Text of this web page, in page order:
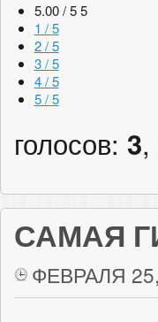
5.00 / 5 5
1 / 5
2 / 5
3 / 5
4 / 5
5 / 5
голосов: 3,
САМАЯ
ФЕВРАЛЯ